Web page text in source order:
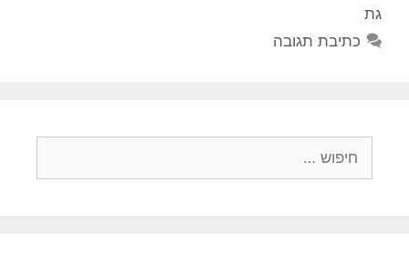
גת
כתיבת תגובה